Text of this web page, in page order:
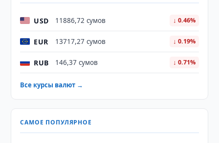
USD 11886,72 сумов ↓ 0.46%
EUR 13717,27 сумов ↓ 0.19%
RUB 146,37 сумов ↓ 0.71%
Все курсы валют →
САМОЕ ПОПУЛЯРНОЕ